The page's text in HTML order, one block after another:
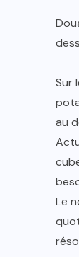
Sur
au
Le